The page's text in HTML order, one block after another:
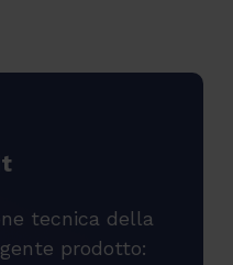
t
tecnica della
prodotto: